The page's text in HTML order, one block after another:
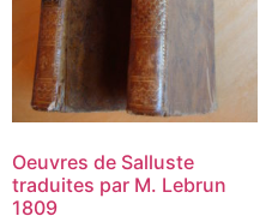
Oeuvres de Salluste
traduites par M. Lebrun
1809